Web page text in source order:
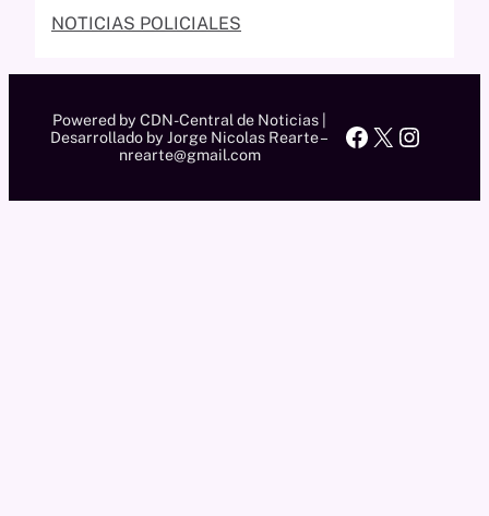
NOTICIAS POLICIALES
Powered by CDN-Central de Noticias |
Desarrollado by Jorge Nicolas Rearte –
nrearte@gmail.com
Facebook
X